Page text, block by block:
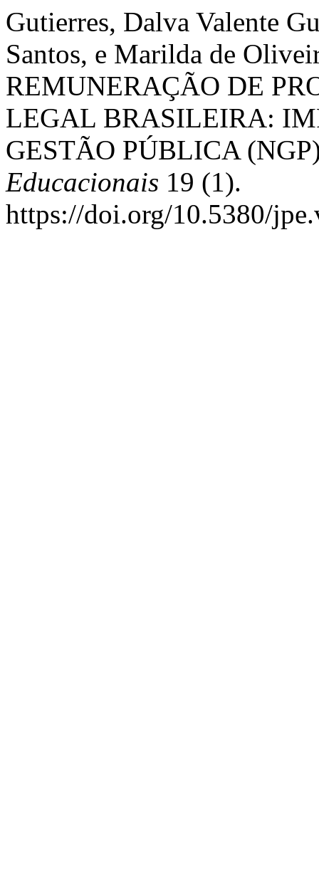
Gutierres, Dalva Valente
Santos, e Marilda de
REMUNERAÇÃO DE
LEGAL BRASILEIRA:
GESTÃO PÚBLICA
Educacionais 19 (1).
https://doi.org/10.5380/